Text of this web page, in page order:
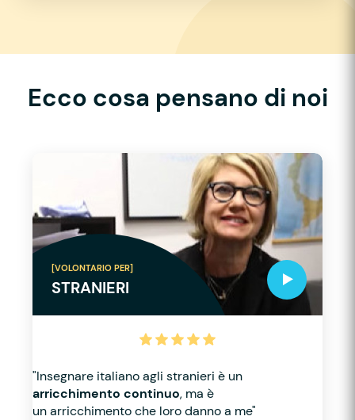
Ecco cosa pensano di noi
[VOLONTARIO PER]
STRANIERI
"Insegnare italiano agli stranieri è un
arricchimento continuo, ma è
un arricchimento che loro danno a me"